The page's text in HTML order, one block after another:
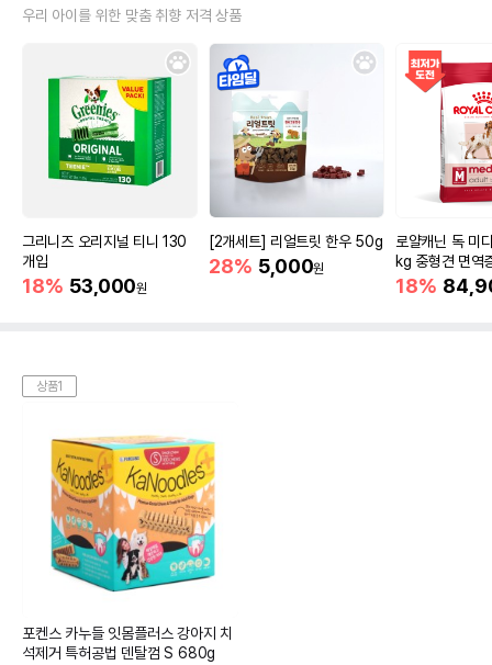
우리 아이를 위한 맞춤 취향 저격 상품
그리니즈 오리지널 티니 130
개입
18% 53,000원
[2개세트] 리얼트릿 한우 50g
28% 5,000원
로얄캐닌 독 미
kg 중형견 면역
18%
상품1
포켄스 카누들 잇몸플러스 강아지 치
석제거 특허공법 덴탈껌 S 680g